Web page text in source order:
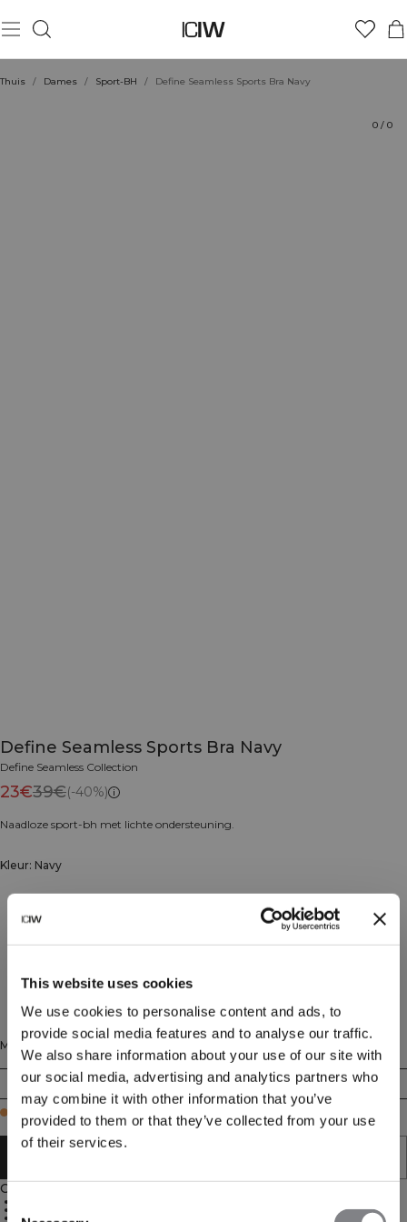
This website uses cookies
We use cookies to personalise content and ads, to
provide social media features and to analyse our traffic.
We also share information about your use of our site with
our social media, advertising and analytics partners who
may combine it with other information that you’ve
provided to them or that they’ve collected from your use
of their services.
Consent
Thuis / Dames / Sport-BH / Define Seamless Sports Bra Navy
0 / 0
Define Seamless Sports Bra Navy
Define Seamless Collection
23€39€(-40%)
Naadloze sport-bh met lichte ondersteuning.
Kleur: Navy
Maat
XS S M L XL XXL
Few in stock
Omschrijving
Dubbele schouderbanden met een kruislings ontwerp